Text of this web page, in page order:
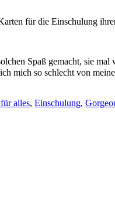
für die Einschulung
Spaß gemacht, sie
so schlecht von
alles, Einschulung,